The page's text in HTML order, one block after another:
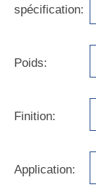
spécification:
Poids:
Finition:
Application: